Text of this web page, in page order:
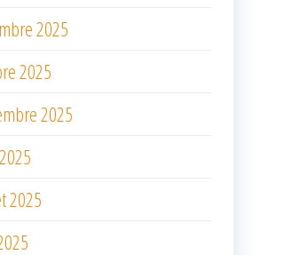
2025
2025
2025
2025